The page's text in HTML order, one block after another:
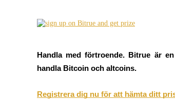
Handla med förtroende. Bitrue är
handla Bitcoin och altcoins.
Registrera dig nu för att hämta ditt